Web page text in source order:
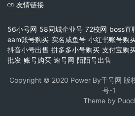
友情链接
56小号网 58同城企业号 72校网 boss直
eam账号购买 实名咸鱼号 小红书账号购
抖音小号出售 拼多多小号购买 支付宝购
批发 账号购买 速号网 陌陌号出售
Copyright © 2020 Power By千号网 版
号-1
Theme by